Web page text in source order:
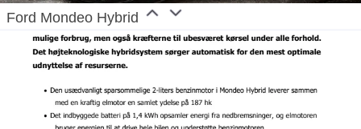
Ford Mondeo Hybrid